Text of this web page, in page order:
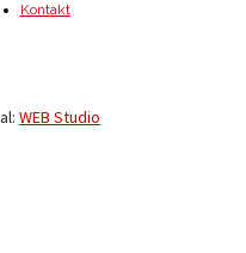
Kontakt
WEB Studio